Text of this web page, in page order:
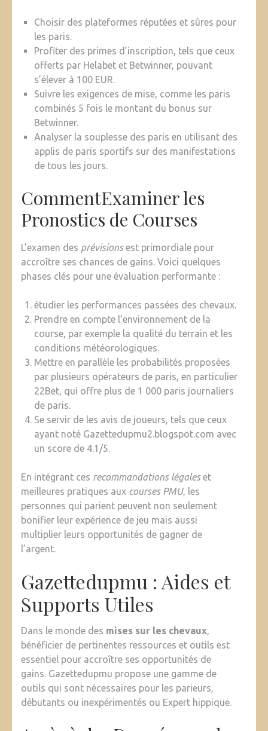
Choisir des plateformes réputées et sûres pour
les paris.
Profiter des primes d’inscription, tels que ceux
offerts par Helabet et Betwinner, pouvant
s’élever à 100 EUR.
Suivre les exigences de mise, comme les paris
combinés 5 fois le montant du bonus sur
Betwinner.
Analyser la souplesse des paris en utilisant des
applis de paris sportifs sur des manifestations
de tous les jours.
CommentExaminer les
Pronostics de Courses
L’examen des prévisionsest primordiale pour
accroître ses chances de gains. Voici quelques
phases clés pour une évaluation performante :
étudier les performances passées des chevaux.
Prendre en compte l’environnement de la
course, par exemple la qualité du terrain et les
conditions météorologiques.
Mettre en parallèle les probabilités proposées
par plusieurs opérateurs de paris, en particulier
22Bet, qui offre plus de 1 000 paris journaliers
de paris.
Se servir de les avis de joueurs, tels que ceux
ayant noté Gazettedupmu2.blogspot.com avec
un score de 4.1/5.
En intégrant ces recommandations légaleset
meilleures pratiques aux courses PMU, les
personnes qui parient peuvent non seulement
bonifier leur expérience de jeu mais aussi
multiplier leurs opportunités de gagner de
l’argent.
Gazettedupmu : Aides et
Supports Utiles
Dans le monde des mises sur les chevaux,
bénéficier de pertinentes ressources et outils est
essentiel pour accroître ses opportunités de
gains. Gazettedupmu propose une gamme de
outils qui sont nécessaires pour les parieurs,
débutants ou inexpérimentés ou Expert hippique.